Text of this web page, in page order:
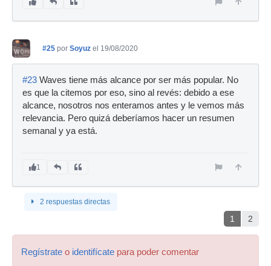
#25 por Soyuz el 19/08/2020
#23 Waves tiene más alcance por ser más popular. No
es que la citemos por eso, sino al revés: debido a ese
alcance, nosotros nos enteramos antes y le vemos más
relevancia. Pero quizá deberíamos hacer un resumen
semanal y ya está.
1
2 respuestas directas
1 2
Regístrate o identifícate para poder comentar